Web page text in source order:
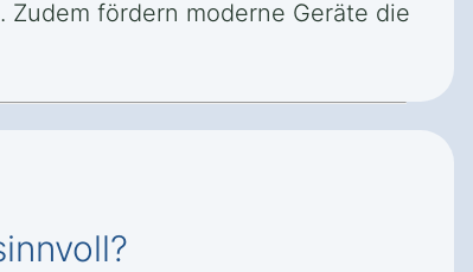
fördern moderne Geräte die